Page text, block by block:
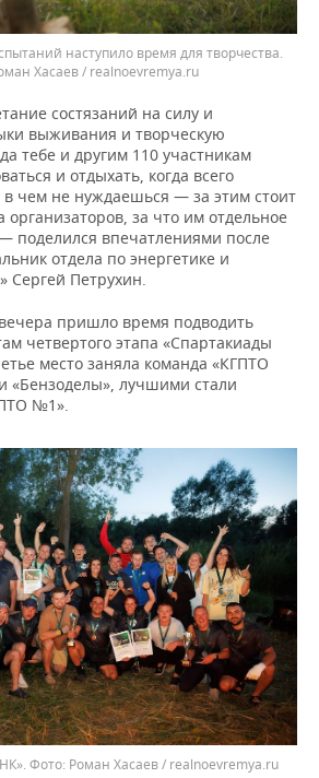
наступило время для творчества.
Хасаев / realnoevremya.ru
состязаний на силу и
выживания и творческую
тебе и другим 110 участникам
и отдыхать, когда всего
в чем не нуждаешься — за этим стоит
организаторов, за что им отдельное
поделился впечатлениями после
отдела по энергетике и
Сергей Петрухин.
пришло время подводить
четвертого этапа «Спартакиады
место заняла команда «КГПТО
«Бензоделы», лучшими стали
№1».
Роман Хасаев / realnoevremya.ru